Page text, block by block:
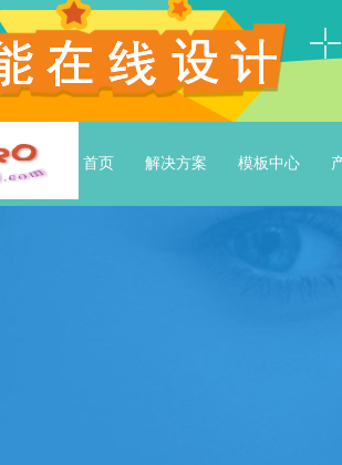
首页 解决方案 模板中心